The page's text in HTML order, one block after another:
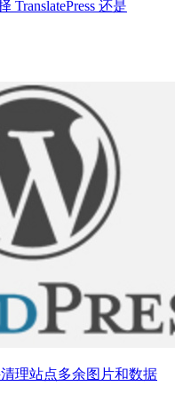
TranslatePress 还是
理站点多余图片和数据